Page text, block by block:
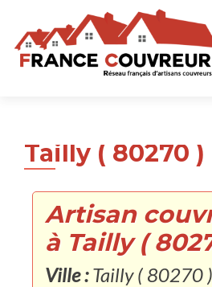
Tailly ( 80270 )
Artisan
à Tailly (
Ville :Tailly ( 80270 )